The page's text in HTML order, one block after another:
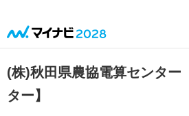
(株)秋田県農協電算センター
ター】